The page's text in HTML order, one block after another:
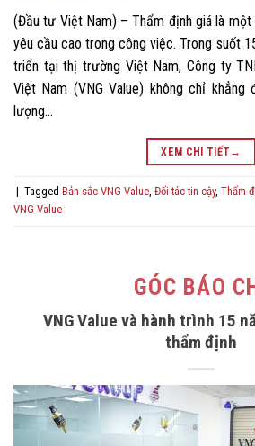
(Đầu tư Việt Nam) – Thẩm định giá là
yêu cầu cao trong công việc. Trong suốt
triển tại thị trường Việt Nam, Công ty
Việt Nam (VNG Value) không chỉ
lượng…
XEM CHI TIẾT →
| Tagged Bản sắc VNG Value, Đối tác tin cậy, Thẩm
VNG Value
GÓC BÁO CHÍ
VNG Value và hành trình 15
thẩm định